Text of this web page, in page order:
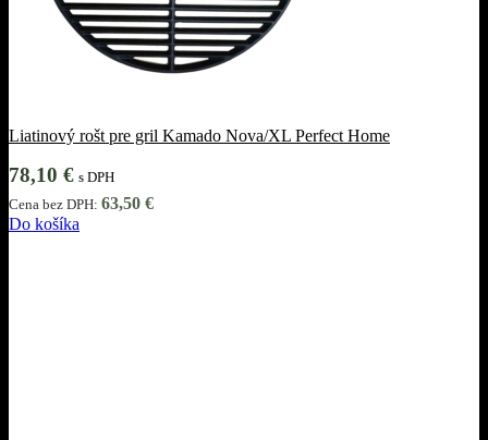
Liatinový rošt pre gril Kamado Nova/XL Perfect Home
78,10 € s DPH
Cena bez DPH: 63,50 €
Do košíka